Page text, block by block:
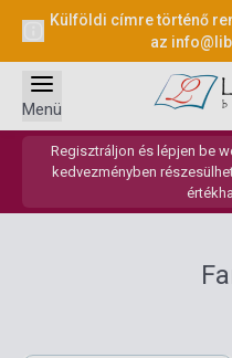
Külföldi címre történő
az
Regisztráljon és lépjen be
kedvezményben
Menü